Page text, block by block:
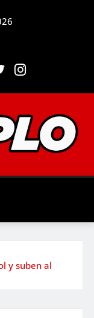
y suben al